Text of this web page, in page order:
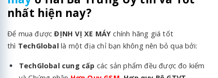
nhất hiện nay?
Để mua đượcĐỊNH VỊ XE MÁY chính hãng giá tốt
thì TechGloballà một địa chỉ bạn không nên bỏ qua bởi:
TechGlobal cung cấp các sản phẩm đều được đo kiểm